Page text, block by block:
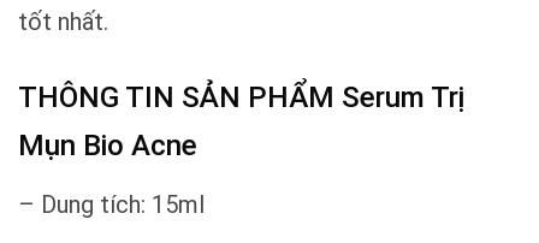
tốt nhất.
THÔNG TIN SẢN PHẨM Serum Trị
Mụn Bio Acne
– Dung tích: 15ml